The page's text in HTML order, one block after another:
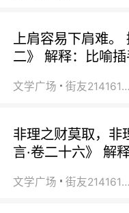
上肩容易下肩难。
二》 解释：比喻插
文学广场 街友21416156
非理之财莫取，非
言·卷二十六》 解
文学广场 街友21416156